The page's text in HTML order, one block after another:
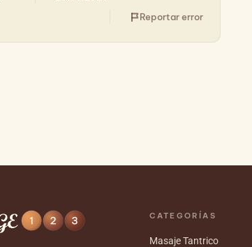
Reportar error
CATEGORÍAS
Masaje Tantrico